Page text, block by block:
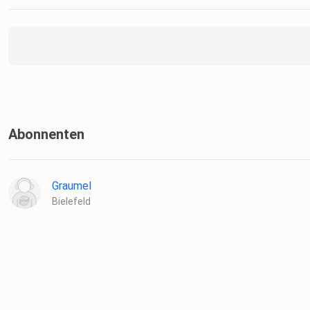
Abonnenten
Graumel
Bielefeld